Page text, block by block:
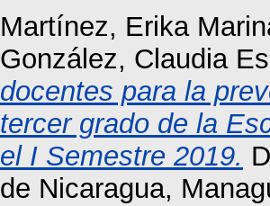
Martínez, Erika
González, Claudia
docentes para la
tercer grado de la
el I Semestre 2019.
de Nicaragua,